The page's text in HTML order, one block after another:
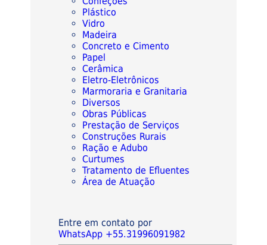
Plástico
Vidro
Madeira
Concreto e Cimento
Papel
Cerâmica
Eletro-Eletrônicos
Marmoraria e Granitaria
Diversos
Obras Públicas
Prestação de Serviços
Construções Rurais
Ração e Adubo
Curtumes
Tratamento de Efluentes
Área de Atuação
Entre em contato por
WhatsApp +55.31996091982